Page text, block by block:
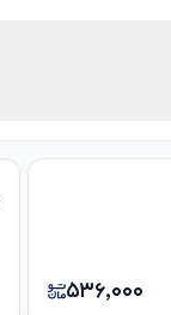
۵۳۶٬۰۰۰